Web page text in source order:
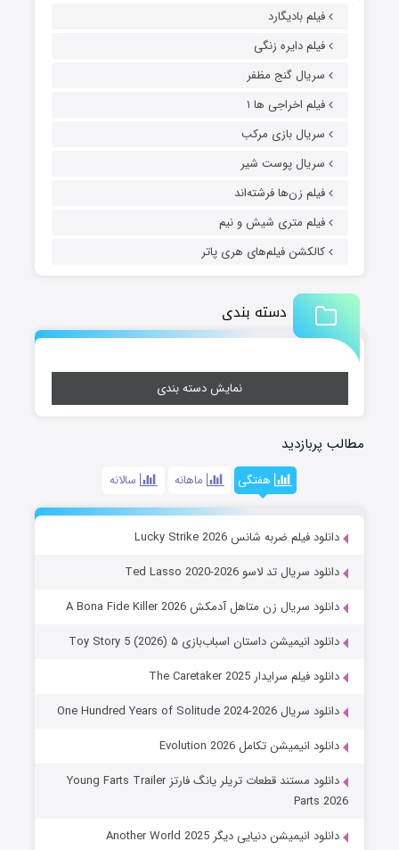
فیلم بادیگارد
فیلم دایره زنگی
سریال گنج مظفر
فیلم اخراجی ها ۱
سریال بازی مرکب
سریال پوست شیر
فیلم زن‌ها فرشته‌اند
فیلم متری شیش و نیم
کالکشن فیلم‌های هری پاتر
دسته بندی
نمایش دسته بندی
مطالب پربازدید
هفتگی ماهانه سالانه
دانلود فیلم ضربه شانس Lucky Strike 2026
دانلود سریال تد لاسو Ted Lasso 2020-2026
دانلود سریال زن متاهل آدمکش A Bona Fide Killer 2026
دانلود انیمیشن داستان اسباب‌بازی ۵ Toy Story 5 (2026)
دانلود فیلم سرایدار The Caretaker 2025
دانلود سریال One Hundred Years of Solitude 2024-2026
دانلود انیمیشن تکامل Evolution 2026
دانلود مستند قطعات تریلر یانگ فارتز Young Farts Trailer
Parts 2026
دانلود انیمیشن دنیایی دیگر Another World 2025